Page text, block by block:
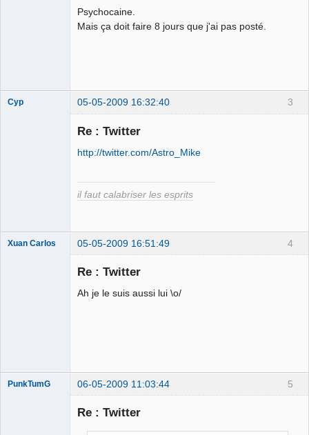
Psychocaine.
Mais ça doit faire 8 jours que j'ai pas posté.
3
Cyp 05-05-2009 16:32:40
Re : Twitter
http://twitter.com/Astro_Mike
il faut calabriser les esprits
4
Xuan Carlos 05-05-2009 16:51:49
Re : Twitter
Ah je le suis aussi lui \o/
5
PunkTumG 06-05-2009 11:03:44
Re : Twitter